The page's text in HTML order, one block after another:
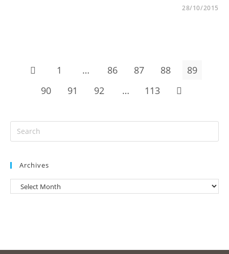
28/10/2015
1 … 86 87 88
89
90
91 92 … 113
Archives